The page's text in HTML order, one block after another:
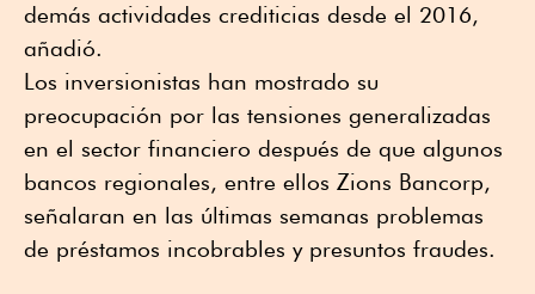
demás actividades crediticias desde el 2016,
añadió.
Los inversionistas han mostrado su
preocupación por las tensiones generalizadas
en el sector financiero después de que algunos
bancos regionales, entre ellos Zions Bancorp,
señalaran en las últimas semanas problemas
de préstamos incobrables y presuntos fraudes.